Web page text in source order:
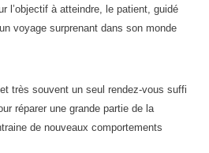
l’objectif à atteindre, le patient, guidé
voyage surprenant dans son monde
très souvent un seul rendez-vous suffi
réparer une grande partie de la
de nouveaux comportements